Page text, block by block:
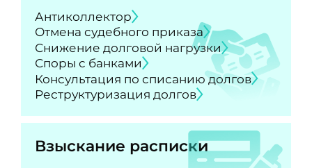
Антиколлектор
Отмена судебного приказа
Снижение долговой нагрузки
Споры с банками
Консультация по списанию долгов
Реструктуризация долгов
Взыскание расписки